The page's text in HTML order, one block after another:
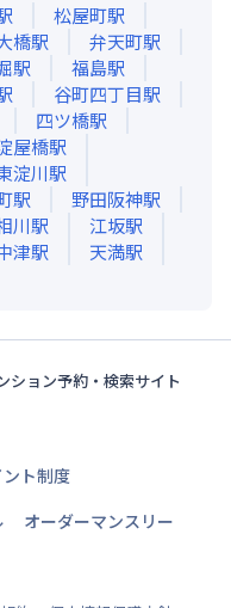
松屋町駅
橋駅 弁天町駅
駅 福島駅
谷町四丁目駅
四ツ橋駅
屋橋駅
淀川駅
駅 野田阪神駅
川駅 江坂駅
津駅 天満駅
ション予約・検索サイト
ト制度
オーダーマンスリー